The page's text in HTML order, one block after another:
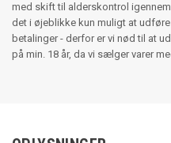
med skift til alderskontrol
det i øjeblikke kun muligt at
betalinger - derfor er vi nød til at
på min. 18 år, da vi sælger varer